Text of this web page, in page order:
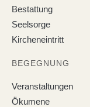
Bestattung
Seelsorge
Kircheneintritt
BEGEGNUNG
Veranstaltungen
Ökumene